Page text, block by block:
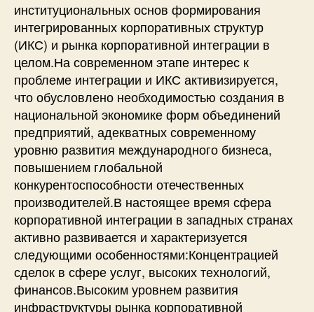
институциональных основ формирования
интегрированных корпоративных структур
(ИКС) и рынка корпоративной интеграции в
целом.На современном этапе интерес к
проблеме интеграции и ИКС активизируется,
что обусловлено необходимостью создания в
национальной экономике форм объединений
предприятий, адекватных современному
уровню развития международного бизнеса,
повышением глобальной
конкурентоспособности отечественных
производителей.В настоящее время сфера
корпоративной интеграции в западных странах
активно развивается и характеризуется
следующими особенностями:Концентрацией
сделок в сфере услуг, высоких технологий,
финансов.Высоким уровнем развития
инфраструктуры рынка корпоративной